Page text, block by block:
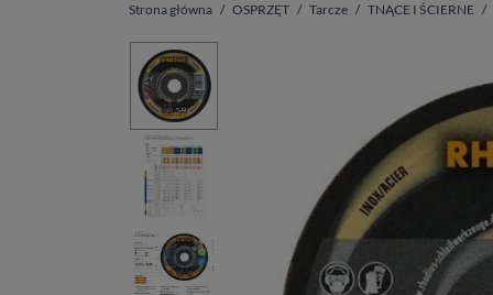
Strona główna OSPRZĘT Tarcze TNĄCE I ŚCIERNE